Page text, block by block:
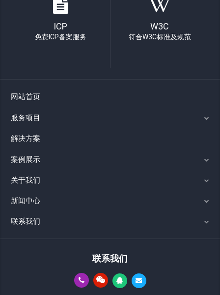
ICP
免费ICP备案服务
W3C
符合W3C标准及规范
网站首页
服务项目
解决方案
案例展示
关于我们
新闻中心
联系我们
联系我们